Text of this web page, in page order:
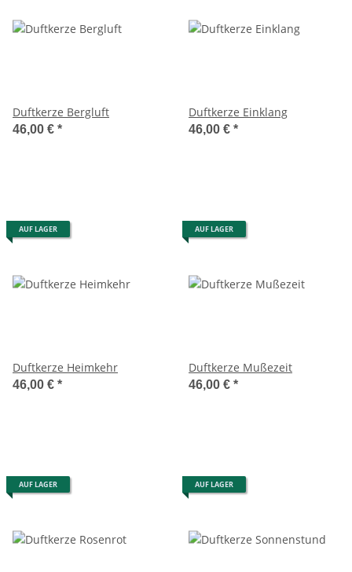
Duftkerze Bergluft
46,00 € *
Duftkerze Einklang
46,00 € *
AUF LAGER
Duftkerze Heimkehr
46,00 € *
AUF LAGER
Duftkerze Mußezeit
46,00 € *
AUF LAGER AUF LAGER